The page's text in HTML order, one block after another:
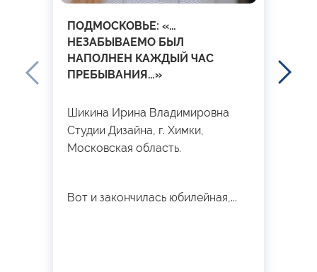
ПОДМОСКОВЬЕ: «…
НЕЗАБЫВАЕМО БЫЛ
НАПОЛНЕН КАЖДЫЙ ЧАС
ПРЕБЫВАНИЯ…»
Шикина Ирина Владимировна
Студии Дизайна, г. Химки,
Московская область.
Вот и закончилась юбилейная,...